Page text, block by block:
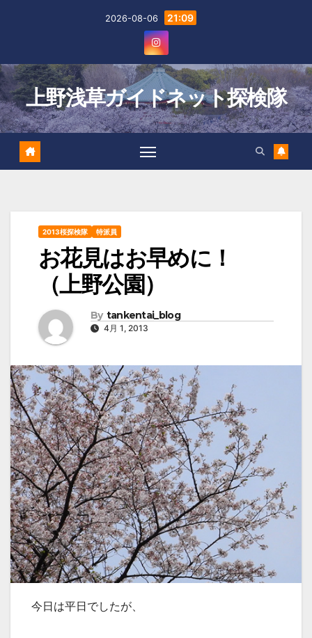
2026-08-06 21:09
上野浅草ガイドネット探検隊
2013桜探検隊 特派員
お花見はお早めに！
（上野公園）
By tankentai_blog
4月 1, 2013
今日は平日でしたが、